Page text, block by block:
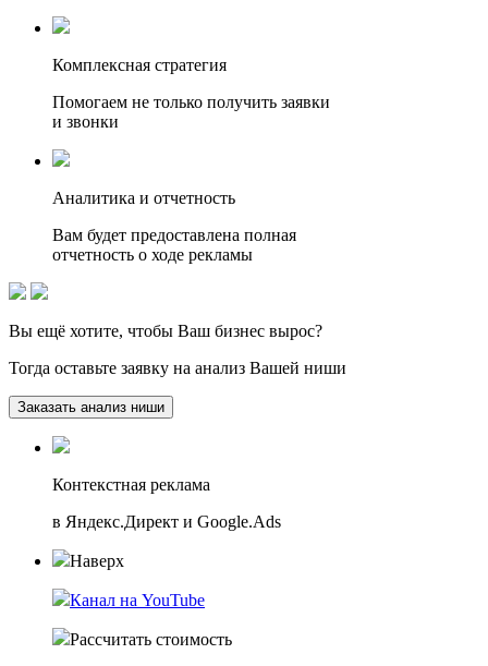
Комплексная стратегия
Помогаем не только получить заявки
и звонки
Аналитика и отчетность
Вам будет предоставлена полная
отчетность о ходе рекламы
Вы ещё хотите, чтобы Ваш бизнес вырос?
Тогда оставьте заявку на анализ Вашей ниши
Заказать анализ ниши
Контекстная реклама
в Яндекс.Директ и Google.Ads
Наверх
Канал на YouTube
Рассчитать стоимость